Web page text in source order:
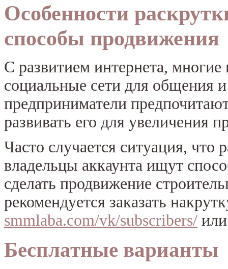
Особенности
способы продвижения
С развитием интернета, многие
социальные сети для общения
предприниматели
развивать его для увеличения
Часто случается ситуация, что
владельцы аккаунта ищут
сделать продвижение
рекомендуется заказать
smmlaba.com/vk/subscribers/
Бесплатные варианты